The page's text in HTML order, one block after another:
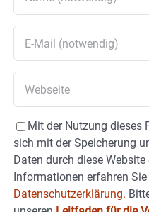
Mit der Nutzung dieses
sich mit der Speicherung
Daten durch diese
Informationen erfahren
Datenschutzerklärung.